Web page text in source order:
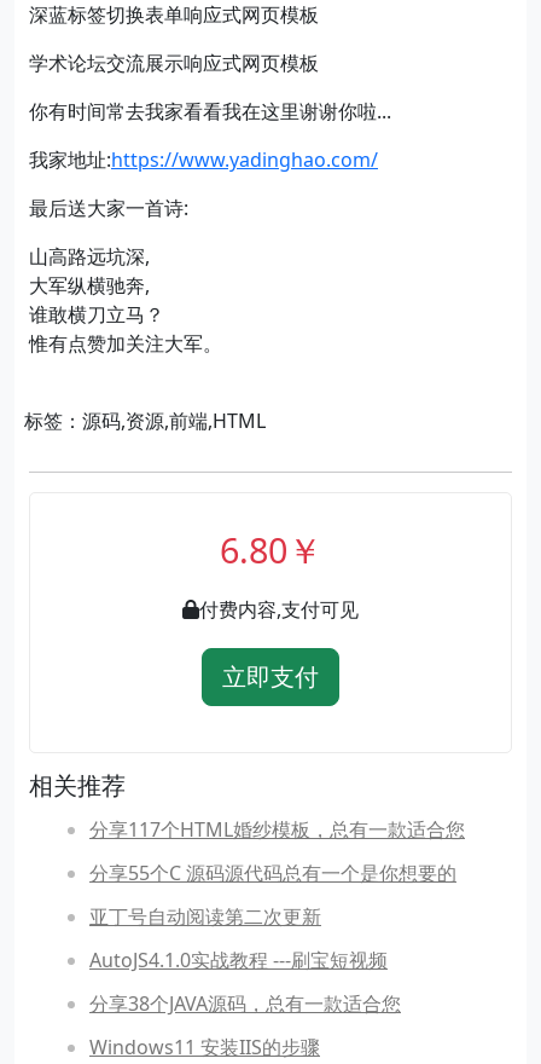
深蓝标签切换表单响应式网页模板
学术论坛交流展示响应式网页模板
你有时间常去我家看看我在这里谢谢你啦...
我家地址:https://www.yadinghao.com/
最后送大家一首诗:
山高路远坑深,
大军纵横驰奔,
谁敢横刀立马？
惟有点赞加关注大军。
标签：源码,资源,前端,HTML
6.80￥
付费内容,支付可见
立即支付
相关推荐
分享117个HTML婚纱模板，总有一款适合您
分享55个C 源码源代码总有一个是你想要的
亚丁号自动阅读第二次更新
AutoJS4.1.0实战教程 ---刷宝短视频
分享38个JAVA源码，总有一款适合您
Windows11 安装IIS的步骤